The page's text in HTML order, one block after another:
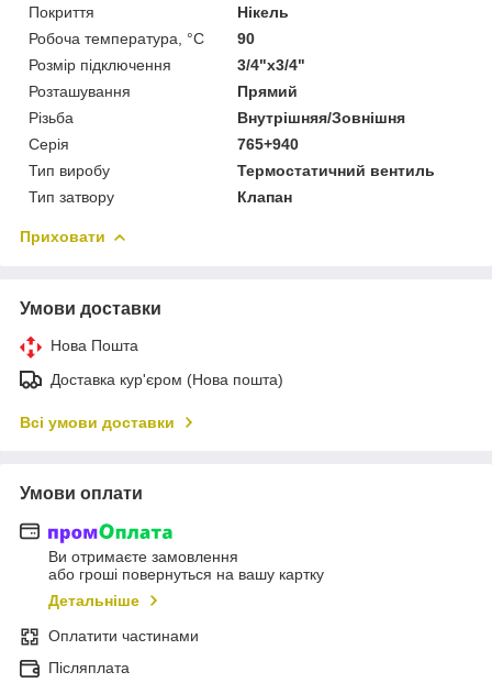
Покриття
Нікель
Робоча температура, °C
90
Розмір підключення
3/4"x3/4"
Розташування
Прямий
Різьба
Внутрішняя/Зовнішня
Серія
765+940
Тип виробу
Термостатичний вентиль
Тип затвору
Клапан
Приховати
Умови доставки
Нова Пошта
Доставка кур'єром (Нова пошта)
Всі умови доставки
Умови оплати
Ви отримаєте замовлення
або гроші повернуться на вашу картку
Детальніше
Оплатити частинами
Післяплата